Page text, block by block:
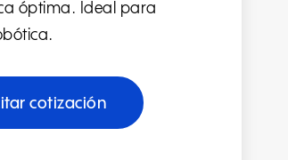
óptima. Ideal para
cotización